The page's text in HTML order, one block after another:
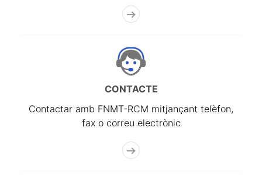
CONTACTE
Contactar amb FNMT-RCM mitjançant telèfon,
fax o correu electrònic